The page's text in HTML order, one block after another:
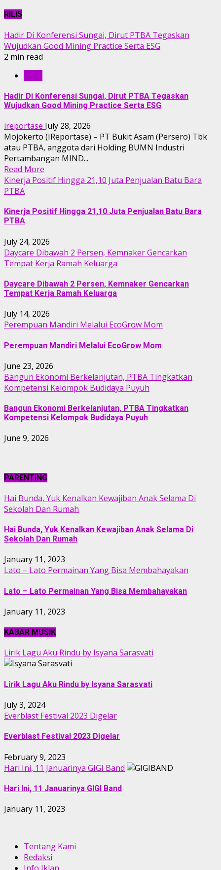
RILIS
Hadir Di Konferensi Sungai, Dirut PTBA Tegaskan
Wujudkan Good Mining Practice Serta ESG
2 min read
Hadir Di Konferensi Sungai, Dirut PTBA Tegaskan
Wujudkan Good Mining Practice Serta ESG
ireportase July 28, 2026
Mojokerto (IReportase) – PT Bukit Asam (Persero) Tbk
atau PTBA, anggota dari Holding BUMN Industri
Pertambangan MIND...
Read More
Kinerja Positif Hingga 21,10 Juta Penjualan Batu Bara
PTBA
Kinerja Positif Hingga 21,10 Juta Penjualan Batu Bara
PTBA
July 24, 2026
Daycare Dibawah 2 Persen, Kemnaker Gencarkan
Tempat Kerja Ramah Keluarga
Daycare Dibawah 2 Persen, Kemnaker Gencarkan
Tempat Kerja Ramah Keluarga
July 14, 2026
Perempuan Mandiri Melalui EcoGrow Mom
Perempuan Mandiri Melalui EcoGrow Mom
June 23, 2026
Bangun Ekonomi Berkelanjutan, PTBA Tingkatkan
Kompetensi Kelompok Budidaya Puyuh
Bangun Ekonomi Berkelanjutan, PTBA Tingkatkan
Kompetensi Kelompok Budidaya Puyuh
June 9, 2026
PARENTING
Hai Bunda, Yuk Kenalkan Kewajiban Anak Selama Di
Sekolah Dan Rumah
Hai Bunda, Yuk Kenalkan Kewajiban Anak Selama Di
Sekolah Dan Rumah
January 11, 2023
Lato – Lato Permainan Yang Bisa Membahayakan
Lato – Lato Permainan Yang Bisa Membahayakan
January 11, 2023
KABAR MUSIK
Lirik Lagu Aku Rindu by Isyana Sarasvati
Lirik Lagu Aku Rindu by Isyana Sarasvati
July 3, 2024
Everblast Festival 2023 Digelar
Everblast Festival 2023 Digelar
February 9, 2023
Hari Ini, 11 Januarinya GIGI Band
Hari Ini, 11 Januarinya GIGI Band
January 11, 2023
Tentang Kami
Redaksi